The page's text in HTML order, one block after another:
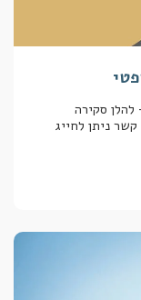
סקירה
ניתן לחייג